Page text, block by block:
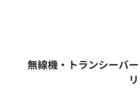
フリーワード入力(
無線機・トランシーバ
リ